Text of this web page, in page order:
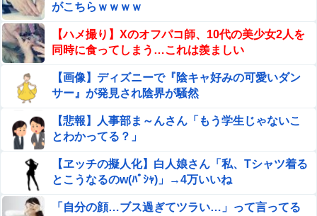
がこちらｗｗｗｗ
【ハメ撮り】Xのオフパコ師、10代の美少女2人を
同時に食ってしまう…これは羨ましい
【画像】ディズニーで『陰キャ好みの可愛いダン
サー』が発見され陰界が騒然
【悲報】人事部ま～んさん「もう学生じゃないこ
とわかってる？」
【ヱッチの擬人化】白人娘さん「私、Tシャツ着る
とこうなるのw(ﾊﾟｼｬ)」→4万いいね
「自分の顔…ブス過ぎてツラい…」って言ってる